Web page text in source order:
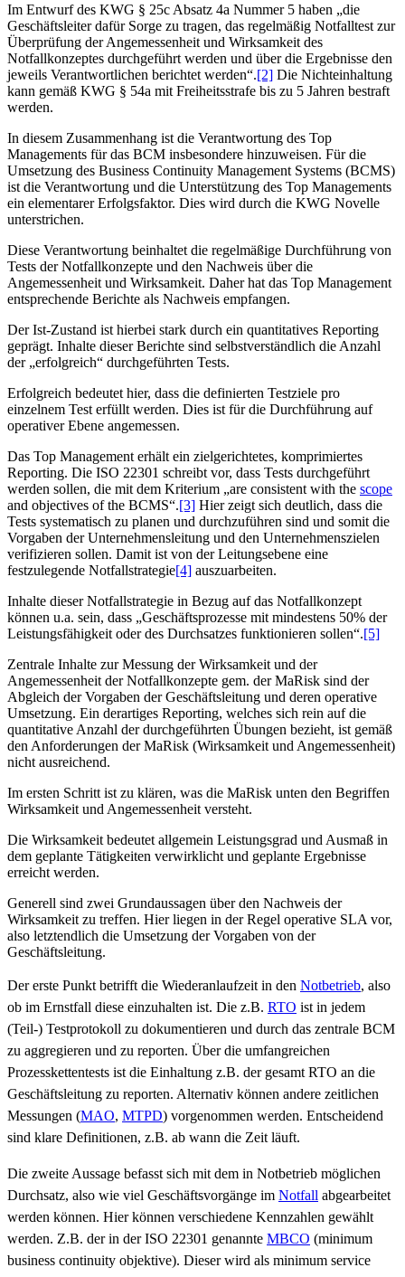
Im Entwurf des KWG § 25c Absatz 4a Nummer 5 haben „die
Geschäftsleiter dafür Sorge zu tragen, das regelmäßig Notfalltest zur
Überprüfung der Angemessenheit und Wirksamkeit des
Notfallkonzeptes durchgeführt werden und über die Ergebnisse den
jeweils Verantwortlichen berichtet werden“.[2] Die Nichteinhaltung
kann gemäß KWG § 54a mit Freiheitsstrafe bis zu 5 Jahren bestraft
werden.
In diesem Zusammenhang ist die Verantwortung des Top
Managements für das BCM insbesondere hinzuweisen. Für die
Umsetzung des Business Continuity Management Systems (BCMS)
ist die Verantwortung und die Unterstützung des Top Managements
ein elementarer Erfolgsfaktor. Dies wird durch die KWG Novelle
unterstrichen.
Diese Verantwortung beinhaltet die regelmäßige Durchführung von
Tests der Notfallkonzepte und den Nachweis über die
Angemessenheit und Wirksamkeit. Daher hat das Top Management
entsprechende Berichte als Nachweis empfangen.
Der Ist-Zustand ist hierbei stark durch ein quantitatives Reporting
geprägt. Inhalte dieser Berichte sind selbstverständlich die Anzahl
der „erfolgreich“ durchgeführten Tests.
Erfolgreich bedeutet hier, dass die definierten Testziele pro
einzelnem Test erfüllt werden. Dies ist für die Durchführung auf
operativer Ebene angemessen.
Das Top Management erhält ein zielgerichtetes, komprimiertes
Reporting. Die ISO 22301 schreibt vor, dass Tests durchgeführt
werden sollen, die mit dem Kriterium „are consistent with the scope
and objectives of the BCMS“.[3] Hier zeigt sich deutlich, dass die
Tests systematisch zu planen und durchzuführen sind und somit die
Vorgaben der Unternehmensleitung und den Unternehmenszielen
verifizieren sollen. Damit ist von der Leitungsebene eine
festzulegende Notfallstrategie[4] auszuarbeiten.
Inhalte dieser Notfallstrategie in Bezug auf das Notfallkonzept
können u.a. sein, dass „Geschäftsprozesse mit mindestens 50% der
Leistungsfähigkeit oder des Durchsatzes funktionieren sollen“.[5]
Zentrale Inhalte zur Messung der Wirksamkeit und der
Angemessenheit der Notfallkonzepte gem. der MaRisk sind der
Abgleich der Vorgaben der Geschäftsleitung und deren operative
Umsetzung. Ein derartiges Reporting, welches sich rein auf die
quantitative Anzahl der durchgeführten Übungen bezieht, ist gemäß
den Anforderungen der MaRisk (Wirksamkeit und Angemessenheit)
nicht ausreichend.
Im ersten Schritt ist zu klären, was die MaRisk unten den Begriffen
Wirksamkeit und Angemessenheit versteht.
Die Wirksamkeit bedeutet allgemein Leistungsgrad und Ausmaß in
dem geplante Tätigkeiten verwirklicht und geplante Ergebnisse
erreicht werden.
Generell sind zwei Grundaussagen über den Nachweis der
Wirksamkeit zu treffen. Hier liegen in der Regel operative SLA vor,
also letztendlich die Umsetzung der Vorgaben von der
Geschäftsleitung.
Der erste Punkt betrifft die Wiederanlaufzeit in den Notbetrieb, also
ob im Ernstfall diese einzuhalten ist. Die z.B. RTO ist in jedem
(Teil-) Testprotokoll zu dokumentieren und durch das zentrale BCM
zu aggregieren und zu reporten. Über die umfangreichen
Prozesskettentests ist die Einhaltung z.B. der gesamt RTO an die
Geschäftsleitung zu reporten. Alternativ können andere zeitlichen
Messungen (MAO, MTPD) vorgenommen werden. Entscheidend
sind klare Definitionen, z.B. ab wann die Zeit läuft.
Die zweite Aussage befasst sich mit dem in Notbetrieb möglichen
Durchsatz, also wie viel Geschäftsvorgänge im Notfall abgearbeitet
werden können. Hier können verschiedene Kennzahlen gewählt
werden. Z.B. der in der ISO 22301 genannte MBCO (minimum
business continuity objektive). Dieser wird als minimum service